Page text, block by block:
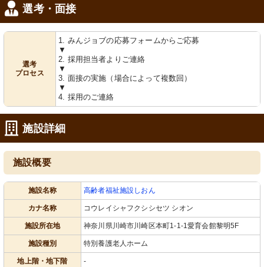
選考・面接
選考
プロセス
1. みんジョブの応募フォームからご応募
▼
2. 採用担当者よりご連絡
▼
3. 面接の実施（場合によって複数回）
▼
4. 採用のご連絡
施設詳細
施設概要
施設名称 高齢者福祉施設しおん
カナ名称 コウレイシャフクシシセツ シオン
施設所在地 神奈川県川崎市川崎区本町1-1-1愛育会館黎明5F
施設種別 特別養護老人ホーム
地上階・地下階 -